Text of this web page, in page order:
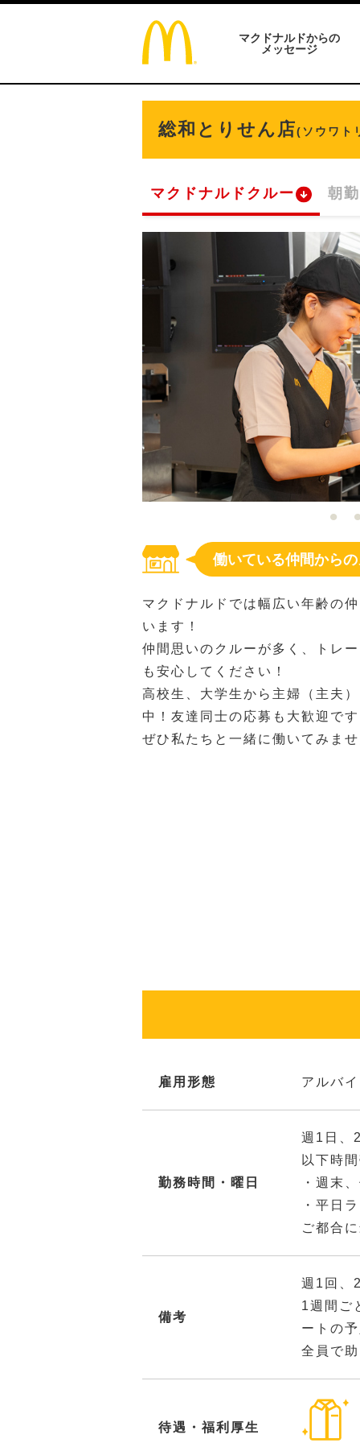
マクドナルドからの
メッセージ
総和とりせん店(ソウワト
マクドナルドクルー 朝
働いている仲間から
マクドナルドでは幅広い年齢の
います！
仲間思いのクルーが多く、トレ
も安心してください！
高校生、大学生から主婦（主夫
中！友達同士の応募も大歓迎で
ぜひ私たちと一緒に働いてみま
雇用形態 アルバ
勤務時間・曜日
週1日、
以下時
・週末
・平日
ご都合
備考
週1回、
1週間ご
ートの
全員で
待遇・福利厚生